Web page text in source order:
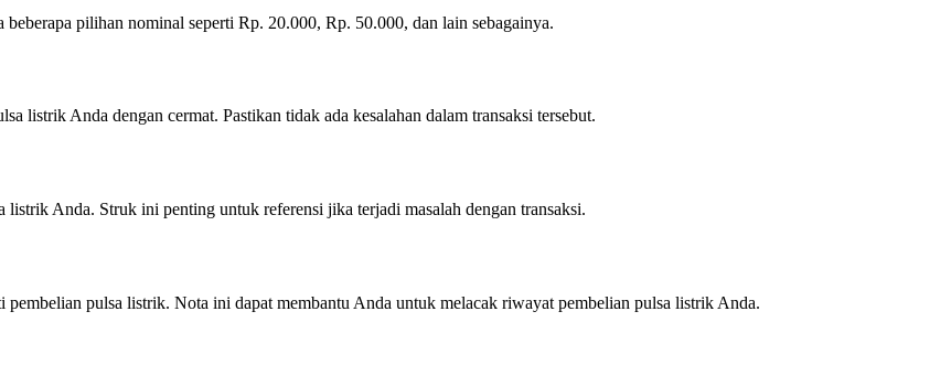
pilihan nominal seperti Rp. 20.000, Rp. 50.000, dan lain sebagainya.
listrik Anda dengan cermat. Pastikan tidak ada kesalahan dalam transaksi tersebut.
Anda. Struk ini penting untuk referensi jika terjadi masalah dengan transaksi.
pulsa listrik. Nota ini dapat membantu Anda untuk melacak riwayat pembelian pulsa listrik Anda.